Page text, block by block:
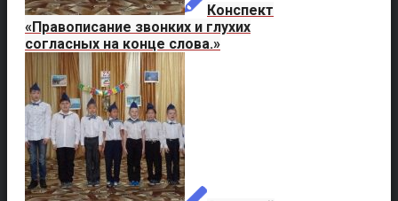
Конспект
«Правописание звонких и глухих
согласных на конце слова.»